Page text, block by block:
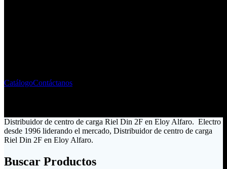
CatálogoContáctanos
Distribuidor de centro de carga Riel Din 2F en Eloy Alfaro. Electro
desde 1996 liderando el mercado, Distribuidor de centro de carga
Riel Din 2F en Eloy Alfaro.
Buscar Productos